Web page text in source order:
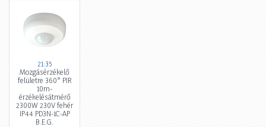
21:35
Mozgásérzékelő
felületre 360° PIR
10m-
érzékelésátmérő
2300W 230V fehér
IP44 PD3N-1C-AP
B.E.G.